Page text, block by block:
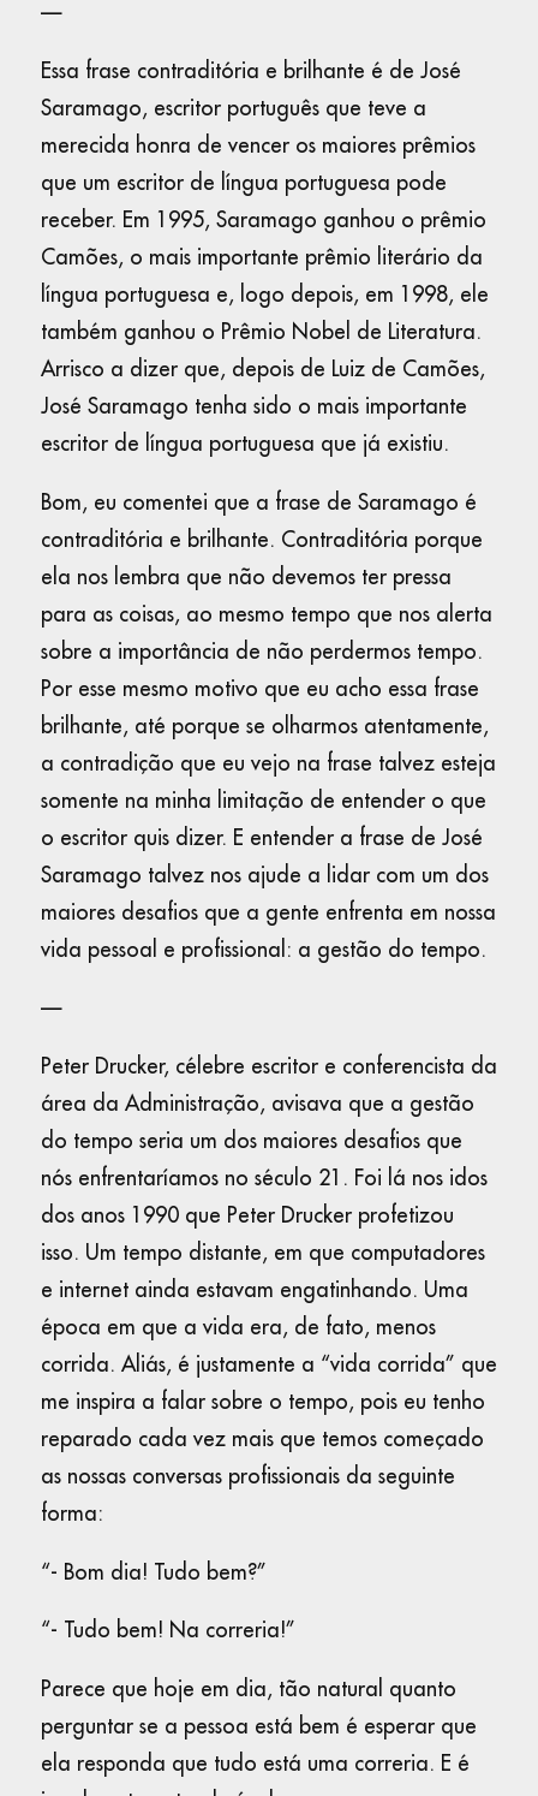
—
Essa frase contraditória e brilhante é de José
Saramago, escritor português que teve a
merecida honra de vencer os maiores prêmios
que um escritor de língua portuguesa pode
receber. Em 1995, Saramago ganhou o prêmio
Camões, o mais importante prêmio literário da
língua portuguesa e, logo depois, em 1998, ele
também ganhou o Prêmio Nobel de Literatura.
Arrisco a dizer que, depois de Luiz de Camões,
José Saramago tenha sido o mais importante
escritor de língua portuguesa que já existiu.
Bom, eu comentei que a frase de Saramago é
contraditória e brilhante. Contraditória porque
ela nos lembra que não devemos ter pressa
para as coisas, ao mesmo tempo que nos alerta
sobre a importância de não perdermos tempo.
Por esse mesmo motivo que eu acho essa frase
brilhante, até porque se olharmos atentamente,
a contradição que eu vejo na frase talvez esteja
somente na minha limitação de entender o que
o escritor quis dizer. E entender a frase de José
Saramago talvez nos ajude a lidar com um dos
maiores desafios que a gente enfrenta em nossa
vida pessoal e profissional: a gestão do tempo.
—
Peter Drucker, célebre escritor e conferencista da
área da Administração, avisava que a gestão
do tempo seria um dos maiores desafios que
nós enfrentaríamos no século 21. Foi lá nos idos
dos anos 1990 que Peter Drucker profetizou
isso. Um tempo distante, em que computadores
e internet ainda estavam engatinhando. Uma
época em que a vida era, de fato, menos
corrida. Aliás, é justamente a “vida corrida” que
me inspira a falar sobre o tempo, pois eu tenho
reparado cada vez mais que temos começado
as nossas conversas profissionais da seguinte
forma:
“- Bom dia! Tudo bem?”
“- Tudo bem! Na correria!”
Parece que hoje em dia, tão natural quanto
perguntar se a pessoa está bem é esperar que
ela responda que tudo está uma correria. E é